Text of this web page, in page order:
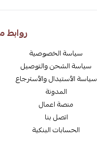
روابط
سياسة الخصوصية
سياسة الشحن والتوصيل
سياسة الأستبدال والأسترجاع
المدونة
منصة اعمال
اتصل بنا
الحسابات البنكية